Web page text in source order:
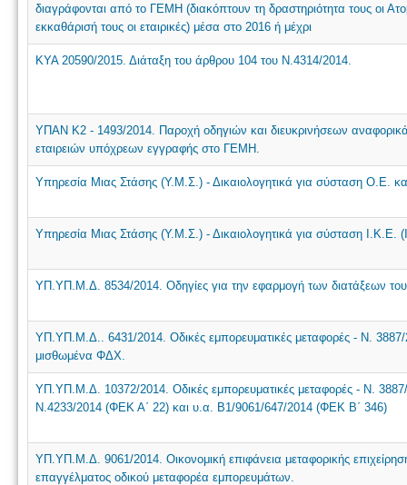
διαγράφονται από το ΓΕΜΗ (διακόπτουν τη δραστηριότητα τους οι
εκκαθάρισή τους οι εταιρικές) μέσα στο 2016 ή μέχρι
ΚΥΑ 20590/2015. Διάταξη του άρθρου 104 του Ν.4314/2014.
ΥΠΑΝ Κ2 - 1493/2014. Παροχή οδηγιών και διευκρινήσεων
εταιρειών υπόχρεων εγγραφής στο ΓΕΜΗ.
Υπηρεσία Μιας Στάσης (Υ.Μ.Σ.) - Δικαιολογητικά για σύσταση Ο.Ε.
Υπηρεσία Μιας Στάσης (Υ.Μ.Σ.) - Δικαιολογητικά για σύσταση Ι.Κ.Ε.
ΥΠ.ΥΠ.Μ.Δ. 8534/2014. Οδηγίες για την εφαρμογή των διατάξεων
ΥΠ.ΥΠ.Μ.Δ.. 6431/2014. Οδικές εμπορευματικές μεταφορές - Ν. 3887/
μισθωμένα ΦΔΧ.
ΥΠ.ΥΠ.Μ.Δ. 10372/2014. Οδικές εμπορευματικές μεταφορές - Ν.
Ν.4233/2014 (ΦΕΚ Α΄ 22) και υ.α. Β1/9061/647/2014 (ΦΕΚ Β΄ 346)
ΥΠ.ΥΠ.Μ.Δ. 9061/2014. Οικονομική επιφάνεια μεταφορικής
επαγγέλματος οδικού μεταφορέα εμπορευμάτων.